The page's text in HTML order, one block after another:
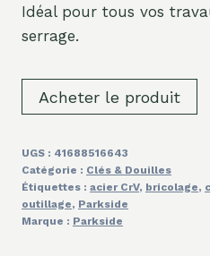
Idéal pour tous vos
serrage.
Acheter le produit
UGS : 41688516643
Catégorie : Clés & Douilles
Étiquettes : acier CrV, bricolage,
outillage, Parkside
Marque : Parkside